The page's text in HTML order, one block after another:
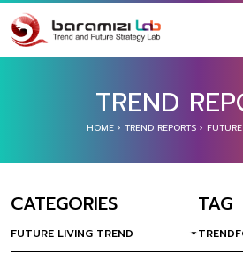
TREND
HOME › TREND REPORTS ›
CATEGORIES
FUTURE LIVING TREND
TAG